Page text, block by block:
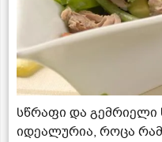
სწრაფი და გემრიელი
იდეალურია, როცა